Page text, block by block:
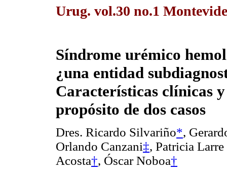
Urug. vol.30 no.1
Síndrome urémico
¿una entidad
Características clínicas
propósito de dos casos
Dres. Ricardo Silvariño*,
Orlando Canzani‡, Patricia
Acosta†, Óscar Noboa†